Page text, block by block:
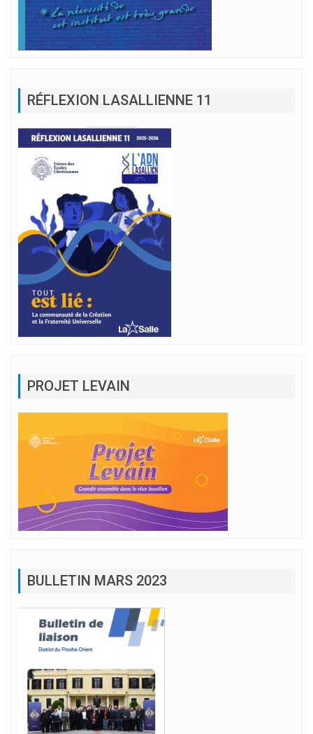
RÉFLEXION LASALLIENNE 11
PROJET LEVAIN
BULLETIN MARS 2023